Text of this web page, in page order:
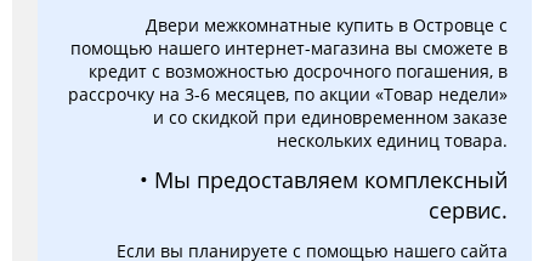
Двери межкомнатные купить в Островце с
помощью нашего интернет-магазина вы сможете в
кредит с возможностью досрочного погашения, в
рассрочку на 3-6 месяцев, по акции «Товар недели»
и со скидкой при единовременном заказе
нескольких единиц товара.
• Мы предоставляем комплексный
сервис.
Если вы планируете с помощью нашего сайта